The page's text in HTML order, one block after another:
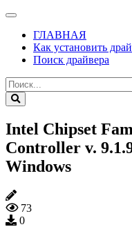
ГЛАВНАЯ
Как установить
Поиск драйвера
Intel Chipset
Controller v.
Windows
73
0